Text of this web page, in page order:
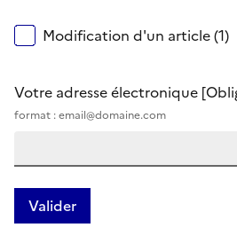
Modification d'un article (1)
Votre adresse électronique
format : email@domaine.com